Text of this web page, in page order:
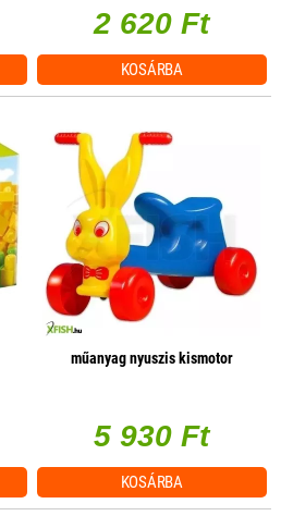
2 620 Ft
KOSÁRBA
műanyag nyuszis kismotor
5 930 Ft
KOSÁRBA